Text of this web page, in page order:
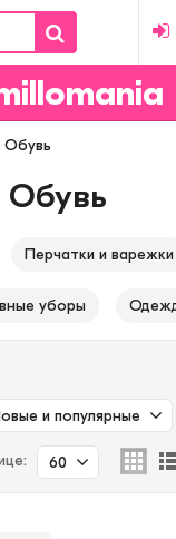
Перчатки и варежки
уборы
и популярные
60